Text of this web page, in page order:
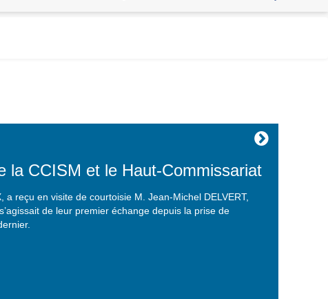
la CCISM et le Haut-Commissariat
a reçu en visite de courtoisie M. Jean-Michel DELVERT,
de leur premier échange depuis la prise de